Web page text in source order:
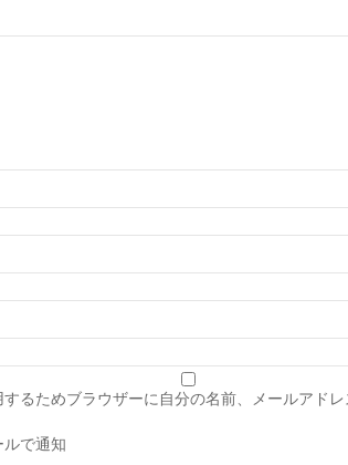
るためブラウザーに自分の名前、メールアドレ
で通知